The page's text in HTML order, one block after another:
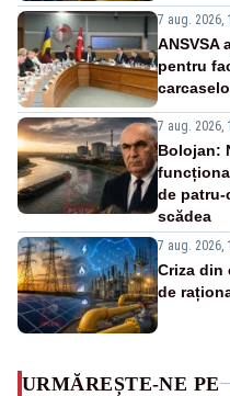
7 aug. 2026,
ANSVSA
pentru
7 aug. 2026,
Bolojan:
de
scădea
7 aug. 2026,
Criza din
de
URMĂREȘTE-NE PE